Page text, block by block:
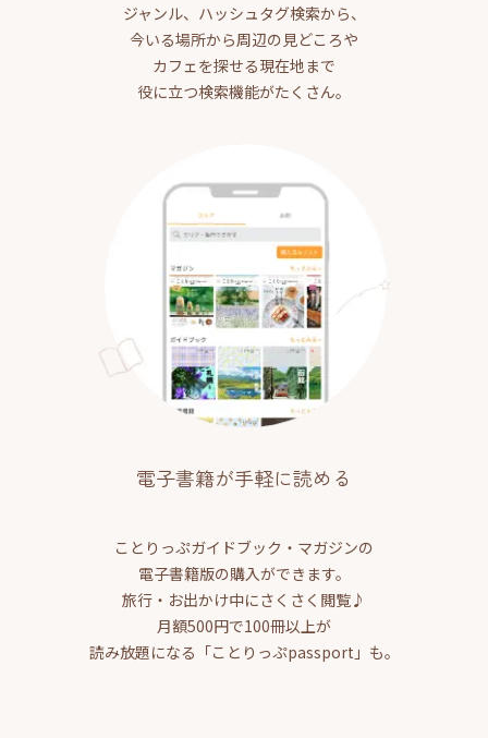
ジャンル、ハッシュタグ検索から、
今いる場所から周辺の見どころや
カフェを探せる現在地まで
役に立つ検索機能がたくさん。
電子書籍が手軽に読める
ことりっぷガイドブック・マガジンの
電子書籍版の購入ができます。
旅行・お出かけ中にさくさく閲覧♪
月額500円で100冊以上が
読み放題になる「ことりっぷpassport」も。